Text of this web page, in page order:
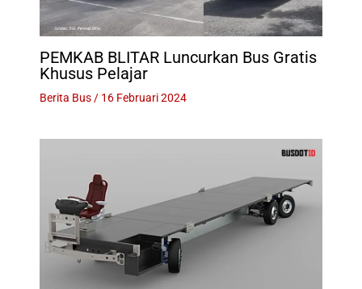
PEMKAB BLITAR Luncurkan Bus Gratis
Khusus Pelajar
Berita Bus/ 16 Februari 2024